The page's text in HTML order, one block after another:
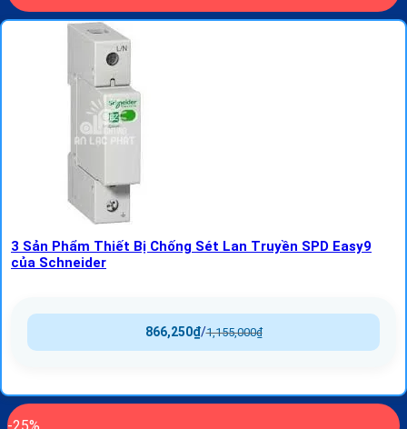
3 Sản Phẩm Thiết Bị Chống Sét Lan Truyền SPD Easy9
của Schneider
1,155,000₫
/
866,250₫